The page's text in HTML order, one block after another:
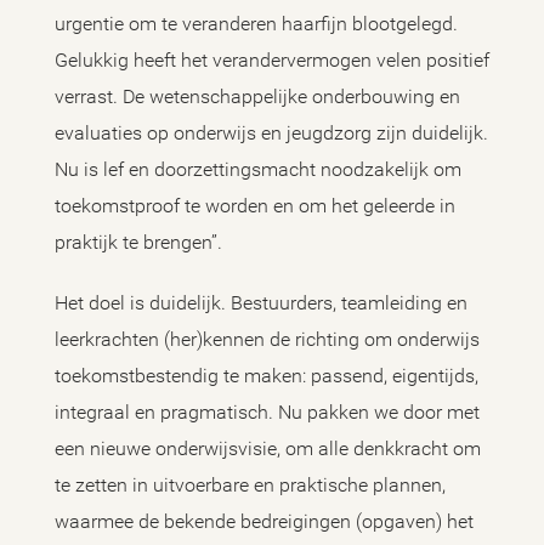
urgentie om te veranderen haarfijn blootgelegd.
Gelukkig heeft het verandervermogen velen positief
verrast. De wetenschappelijke onderbouwing en
evaluaties op onderwijs en jeugdzorg zijn duidelijk.
Nu is lef en doorzettingsmacht noodzakelijk om
toekomstproof te worden en om het geleerde in
praktijk te brengen”.
Het doel is duidelijk. Bestuurders, teamleiding en
leerkrachten (her)kennen de richting om onderwijs
toekomstbestendig te maken: passend, eigentijds,
integraal en pragmatisch. Nu pakken we door met
een nieuwe onderwijsvisie, om alle denkkracht om
te zetten in uitvoerbare en praktische plannen,
waarmee de bekende bedreigingen (opgaven) het